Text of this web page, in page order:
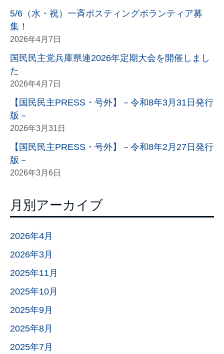
5/6（水・祝）一斉ポスティングボランティア募
集！
2026年4月7日
国民民主党兵庫県連2026年定期大会を開催しまし
た
2026年4月7日
【国民民主PRESS・号外】－令和8年3月31日発行
版－
2026年3月31日
【国民民主PRESS・号外】－令和8年2月27日発行
版－
2026年3月6日
月別アーカイブ
2026年4月
2026年3月
2025年11月
2025年10月
2025年9月
2025年8月
2025年7月